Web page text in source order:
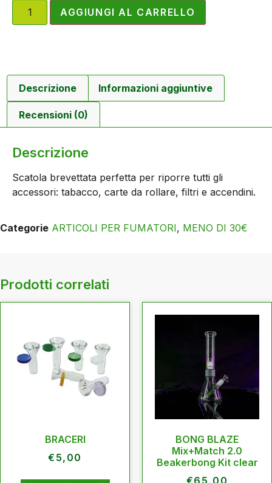
AGGIUNGI AL CARRELLO
Descrizione Informazioni aggiuntive
Recensioni (0)
Descrizione
Scatola brevettata perfetta per riporre tutti gli
accessori: tabacco, carte da rollare, filtri e accendini.
Categorie ARTICOLI PER FUMATORI, MENO DI 30€
Prodotti correlati
BRACERI
€ 5,00
BONG BLAZE
Mix+Match 2.0
Beakerbong Kit clear
€65,00